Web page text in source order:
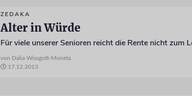
ZEDAKA
Alter in Würde
von Dalia Wissgott-Moneta
17.12.2013